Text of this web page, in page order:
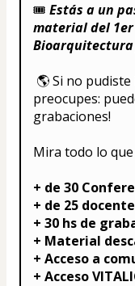
🎟️ Estás a un
material del 1er
preocupes:
grabaciones!
Mira todo lo que
+ de 30
+ de 25
+ 30 hs de
+ Material
+ Acceso a
+ Acceso